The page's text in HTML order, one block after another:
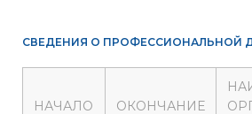
СВЕДЕНИЯ О ПРОФЕССИОНАЛЬНОЙ
НАЧАЛО ОКОНЧАНИЕ